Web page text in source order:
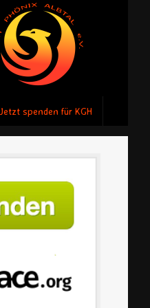
Jetzt spenden für KGH